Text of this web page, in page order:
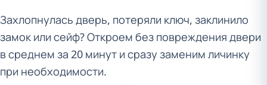
Захлопнулась дверь, потеряли ключ, заклинило
замок или сейф? Откроем без повреждения двери
в среднем за 20 минут и сразу заменим личинку
при необходимости.